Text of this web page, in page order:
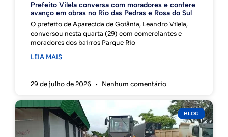
Prefeito Vilela conversa com moradores e confere
avanço em obras no Rio das Pedras e Rosa do Sul
O prefeito de Aparecida de Goiânia, Leandro Vilela,
conversou nesta quarta (29) com comerciantes e
moradores dos bairros Parque Rio
LEIA MAIS
29 de julho de 2026 Nenhum comentário
BLOG